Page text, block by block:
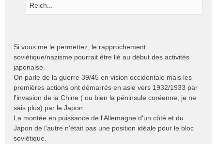
Reich...
Si vous me le permettez, le rapprochement
soviétique/nazisme pourrait être lié au début des activités
japonaise.
On parle de la guerre 39/45 en vision occidentale mais les
premières actions ont démarrés en asie vers 1932/1933 par
l'invasion de la Chine ( ou bien la péninsule coréenne, je ne
sais plus) par le Japon
La montée en puissance de l'Allemagne d'un côté et du
Japon de l'autre n'était pas une position idéale pour le bloc
soviétique.